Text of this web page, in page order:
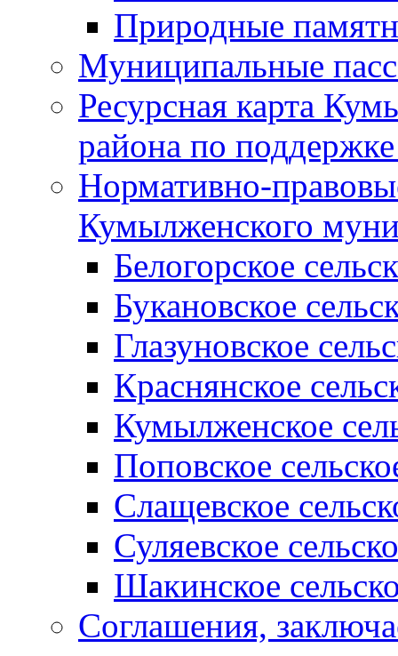
Природные
Муниципальные
Ресурсная карта
района по
Нормативно-
Кумылженского
Белогорское
Букановское
Глазуновское
Краснянское
Кумылженское
Поповское
Слащевское
Суляевское
Шакинское
Соглашения,